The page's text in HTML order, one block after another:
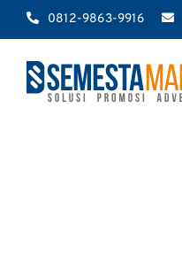
Skip
0812-9863-9916